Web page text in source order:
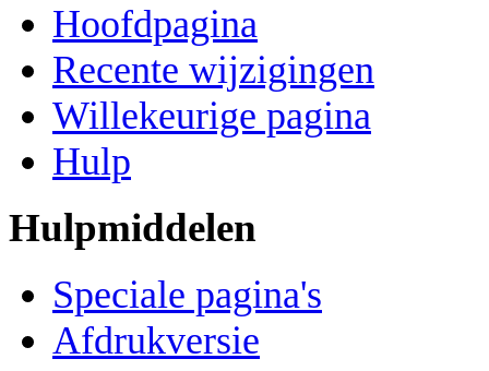
Hoofdpagina
Recente wijzigingen
Willekeurige pagina
Hulp
Hulpmiddelen
Speciale pagina's
Afdrukversie